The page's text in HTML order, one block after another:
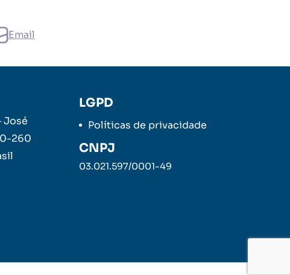
Email
José
260
LGPD
Políticas de privacidade
CNPJ
03.021.597/0001-49